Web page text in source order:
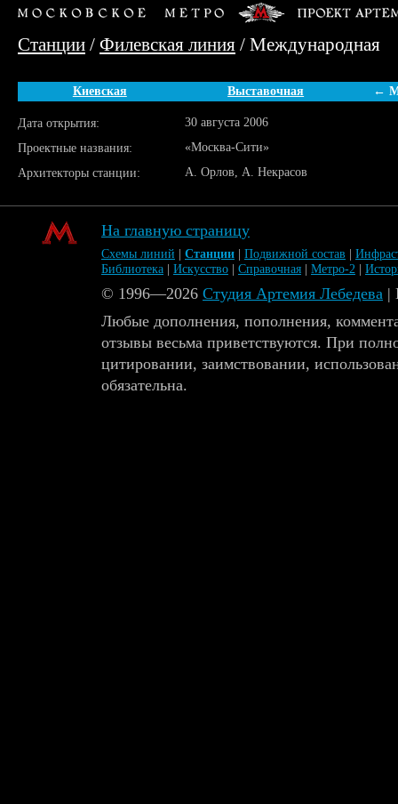
Станции / Филевская линия / Международная
Киевская Выставочная ←
Дата открытия:
30 августа 2006
Проектные названия:
«Москва-Сити»
Архитекторы станции:
А. Орлов, А. Некрасов
На главную страницу
Схемы линий Станции Подвижной состав
Библиотека
Искусство Справочная Метро-2
© 1996—2026 Студия Артемия Лебедева |
Любые дополнения, пополнения,
отзывы весьма приветствуются. При
цитировании, заимствовании,
обязательна.